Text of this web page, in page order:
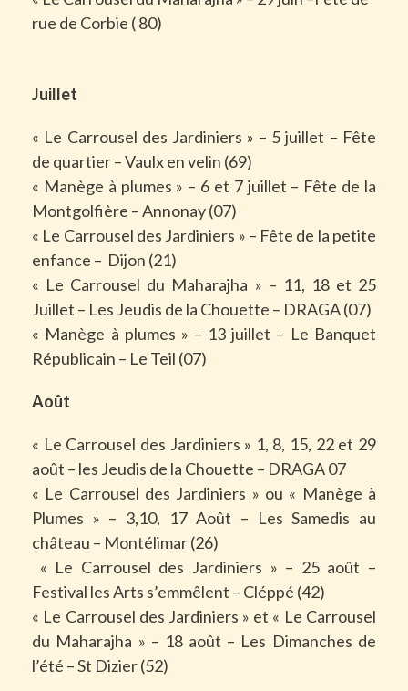
rue de Corbie ( 80)
Juillet
« Le Carrousel des Jardiniers » – 5 juillet – Fête
de quartier – Vaulx en velin (69)
« Manège à plumes » – 6 et 7 juillet – Fête de la
Montgolfière – Annonay (07)
« Le Carrousel des Jardiniers » – Fête de la petite
enfance – Dijon (21)
« Le Carrousel du Maharajha » – 11, 18 et 25
Juillet – Les Jeudis de la Chouette – DRAGA (07)
« Manège à plumes » – 13 juillet – Le Banquet
Républicain – Le Teil (07)
Août
« Le Carrousel des Jardiniers » 1, 8, 15, 22 et 29
août – les Jeudis de la Chouette – DRAGA 07
« Le Carrousel des Jardiniers » ou « Manège à
Plumes » – 3,10, 17 Août – Les Samedis au
château – Montélimar (26)
« Le Carrousel des Jardiniers » – 25 août –
Festival les Arts s’emmêlent – Cléppé (42)
« Le Carrousel des Jardiniers » et « Le Carrousel
du Maharajha » – 18 août – Les Dimanches de
l’été – St Dizier (52)